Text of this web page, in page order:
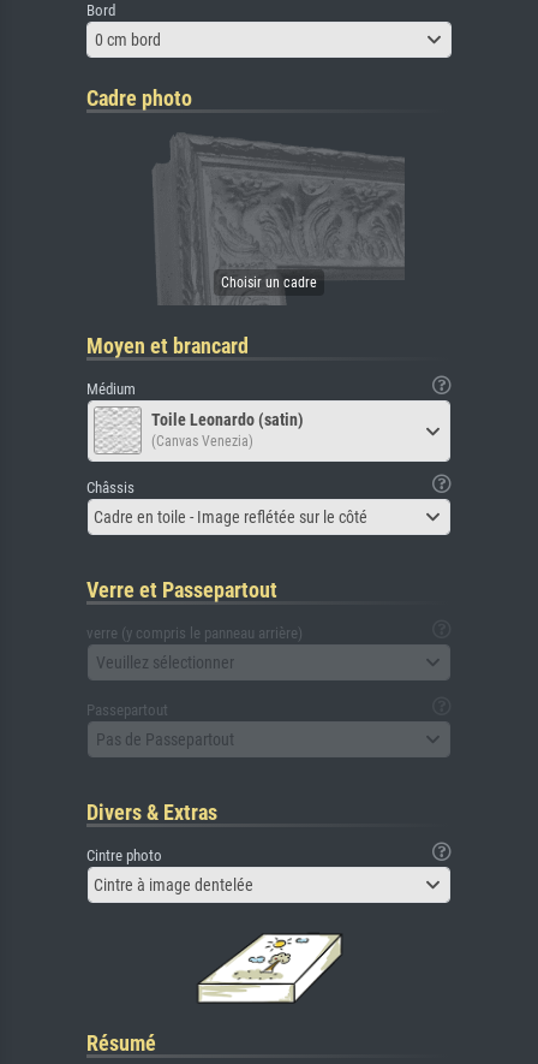
Bord
0 cm bord
Cadre photo
Moyen et brancard
Médium
Toile Leonardo (satin)
(Canvas Venezia)
Châssis
Cadre en toile - Image reflétée sur le côté
Verre et Passepartout
verre (y compris le panneau arrière)
Veuillez sélectionner
Passepartout
Pas de Passepartout
Divers & Extras
Cintre photo
Cintre à image dentelée
Résumé